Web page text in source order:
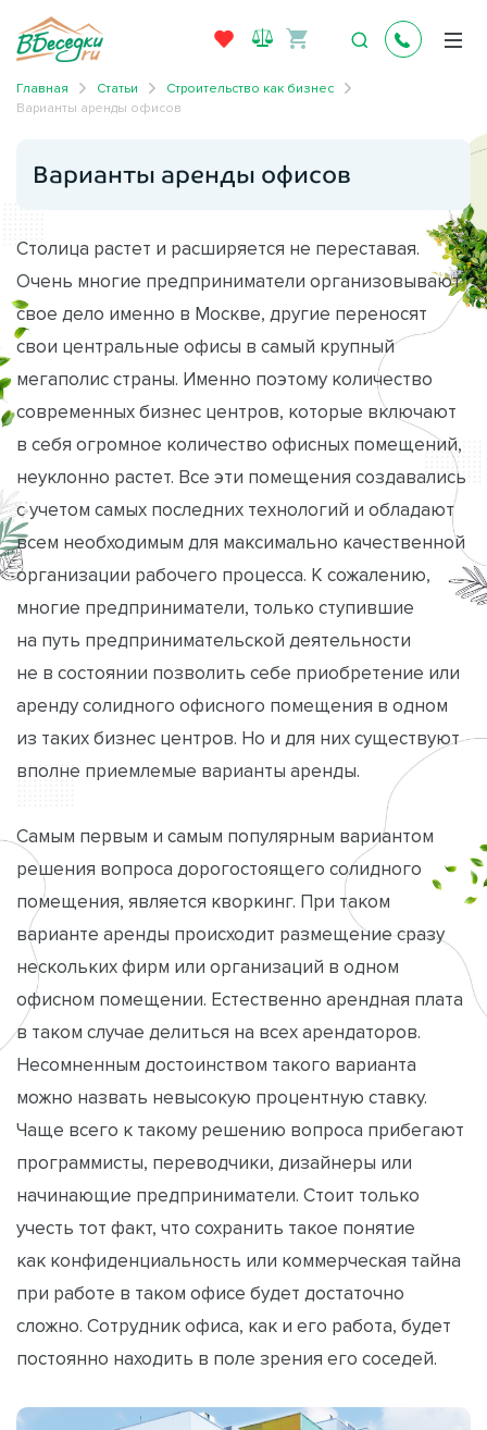
Главная Статьи
Строительство как бизнес
Варианты аренды офисов
Варианты аренды офисов
Столица растет и расширяется не переставая.
Очень многие предприниматели организовывают
свое дело именно в Москве, другие переносят
свои центральные офисы в самый крупный
мегаполис страны. Именно поэтому количество
современных бизнес центров, которые включают
в себя огромное количество офисных помещений,
неуклонно растет. Все эти помещения создавались
с учетом самых последних технологий и обладают
всем необходимым для максимально качественной
организации рабочего процесса. К сожалению,
многие предприниматели, только ступившие
на путь предпринимательской деятельности
не в состоянии позволить себе приобретение или
аренду солидного офисного помещения в одном
из таких бизнес центров. Но и для них существуют
вполне приемлемые варианты аренды.
Самым первым и самым популярным вариантом
решения вопроса дорогостоящего солидного
помещения, является кворкинг. При таком
варианте аренды происходит размещение сразу
нескольких фирм или организаций в одном
офисном помещении. Естественно арендная плата
в таком случае делиться на всех арендаторов.
Несомненным достоинством такого варианта
можно назвать невысокую процентную ставку.
Чаще всего к такому решению вопроса прибегают
программисты, переводчики, дизайнеры или
начинающие предприниматели. Стоит только
учесть тот факт, что сохранить такое понятие
как конфиденциальность или коммерческая тайна
при работе в таком офисе будет достаточно
сложно. Сотрудник офиса, как и его работа, будет
постоянно находить в поле зрения его соседей.